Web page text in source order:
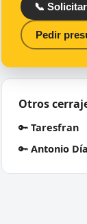
📞
Pedir
Otros
🔑 Taresfran
🔑 Antonio